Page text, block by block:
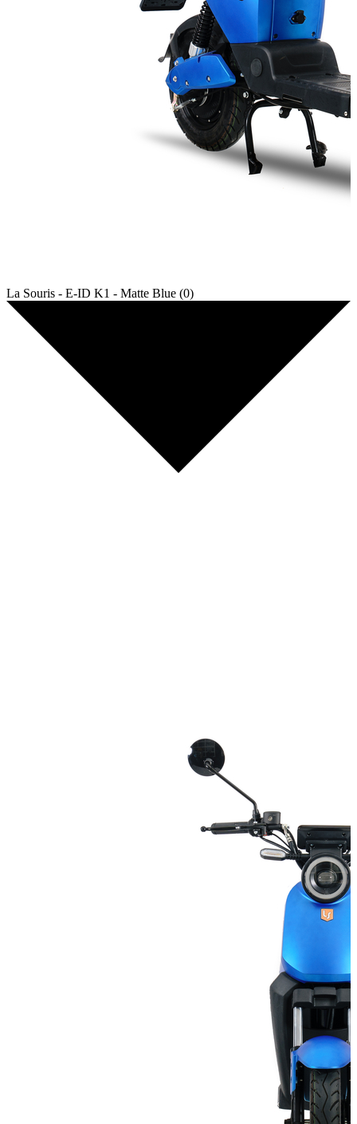
La Souris - E-ID K1 - Matte Blue (0)